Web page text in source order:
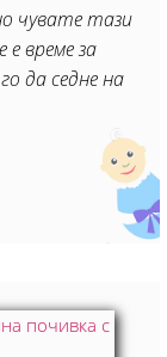
чувате тази
време за
да седне на